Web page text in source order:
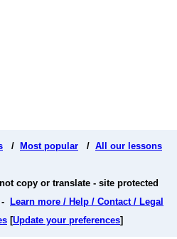
/ Most popular / All our lessons
copy or translate - site protected
Learn more / Help / Contact / Legal
[Update your preferences]